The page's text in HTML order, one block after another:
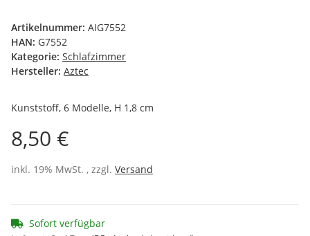
Artikelnummer: AIG7552
HAN: G7552
Kategorie: Schlafzimmer
Hersteller: Aztec
Kunststoff, 6 Modelle, H 1,8 cm
8,50 €
inkl. 19% MwSt. , zzgl. Versand
Sofort verfügbar